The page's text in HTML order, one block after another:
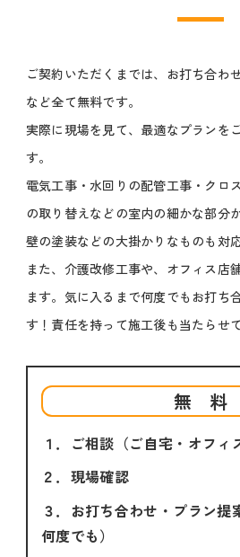
ご契約いただくまでは、お打ち合わ
など全て無料です。
実際に現場を見て、最適なプランを
す。
電気工事・水回りの配管工事・クロ
の取り替えなどの室内の細かな部分
壁の塗装などの大掛かりなものも対
また、介護改修工事や、オフィス店
ます。気に入るまで何度でもお打ち
す！責任を持って施工後も当たらせ
無 料
１．ご相談（ご自宅・オフィ
２．現場確認
３．お打ち合わせ・プラン提
何度でも）